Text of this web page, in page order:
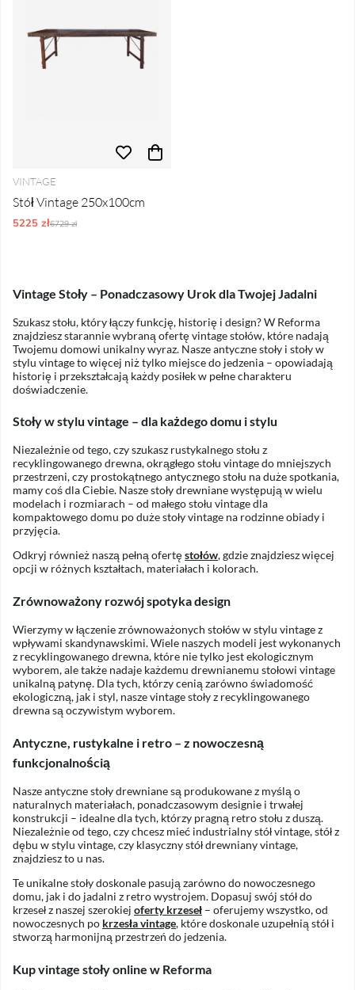
VINTAGE
Stół Vintage 250x100cm
5225 złOrdynarne ceny:
6729 zł
Vintage Stoły – Ponadczasowy Urok dla Twojej Jadalni
Szukasz stołu, który łączy funkcję, historię i design? W Reforma
znajdziesz starannie wybraną ofertę vintage stołów, które nadają
Twojemu domowi unikalny wyraz. Nasze antyczne stoły i stoły w
stylu vintage to więcej niż tylko miejsce do jedzenia – opowiadają
historię i przekształcają każdy posiłek w pełne charakteru
doświadczenie.
Stoły w stylu vintage – dla każdego domu i stylu
Niezależnie od tego, czy szukasz rustykalnego stołu z
recyklingowanego drewna, okrągłego stołu vintage do mniejszych
przestrzeni, czy prostokątnego antycznego stołu na duże spotkania,
mamy coś dla Ciebie. Nasze stoły drewniane występują w wielu
modelach i rozmiarach – od małego stołu vintage dla
kompaktowego domu po duże stoły vintage na rodzinne obiady i
przyjęcia.
Odkryj również naszą pełną ofertęstołów, gdzie znajdziesz więcej
opcji w różnych kształtach, materiałach i kolorach.
Zrównoważony rozwój spotyka design
Wierzymy w łączenie zrównoważonych stołów w stylu vintage z
wpływami skandynawskimi. Wiele naszych modeli jest wykonanych
z recyklingowanego drewna, które nie tylko jest ekologicznym
wyborem, ale także nadaje każdemu drewnianemu stołowi vintage
unikalną patynę. Dla tych, którzy cenią zarówno świadomość
ekologiczną, jak i styl, nasze vintage stoły z recyklingowanego
drewna są oczywistym wyborem.
Antyczne, rustykalne i retro – z nowoczesną
funkcjonalnością
Nasze antyczne stoły drewniane są produkowane z myślą o
naturalnych materiałach, ponadczasowym designie i trwałej
konstrukcji – idealne dla tych, którzy pragną retro stołu z duszą.
Niezależnie od tego, czy chcesz mieć industrialny stół vintage, stół z
dębu w stylu vintage, czy klasyczny stół drewniany vintage,
znajdziesz to u nas.
Te unikalne stoły doskonale pasują zarówno do nowoczesnego
domu, jak i do jadalni z retro wystrojem. Dopasuj swój stół do
krzeseł z naszej szerokiej oferty krzeseł – oferujemy wszystko, od
nowoczesnych po krzesła vintage, które doskonale uzupełnią stół i
stworzą harmonijną przestrzeń do jedzenia.
Kup vintage stoły online w Reforma